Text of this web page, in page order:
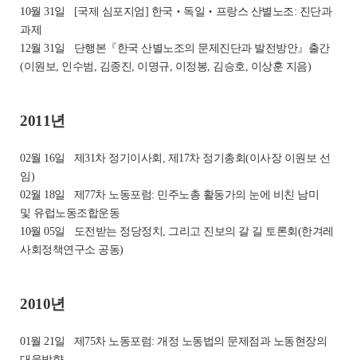
10월 31일
[국제 심포지엄] 한국‧독일‧프랑스 산별노조: 진단과
과제
12월 31일
단행본『한국 산별노조의 문제진단과 발전방안』출간
(이원보, 인수범, 김종진, 이명규, 이정봉, 김승호, 이상훈 지음)
2011년
02월 16일
제31차 정기이사회, 제17차 정기총회(이사장 이원보 선
임)
02월 18일
제77차 노동포럼: 민주노총 활동가의 눈에 비친 남미
및 유럽노동조합운동
10월 05일
도전받는 정당정치, 그리고 진보의 갈 길 토론회(한겨레
사회정책연구소 공동)
2010년
01월 21일
제75차 노동포럼: 개정 노동법의 문제점과 노동현장의